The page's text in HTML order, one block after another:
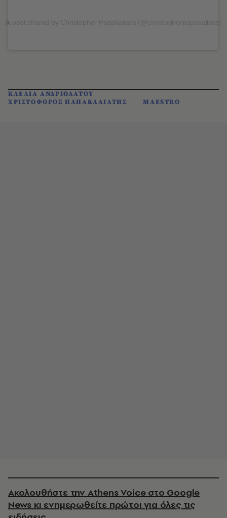
ΚΛΕΛΙΑ ΑΝΔΡΙΟΛΑΤΟΥ
ΧΡΙΣΤΟΦΟΡΟΣ ΠΑΠΑΚΑΛΙΑΤΗΣ
MAESTRO
Ακολουθήστε την Athens Voice στο Google
News κι ενημερωθείτε πρώτοι για όλες τις